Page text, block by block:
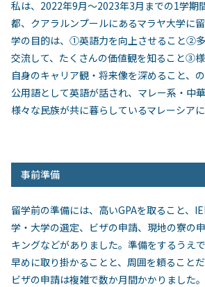
私は、 2022年9月～2023年3月までの1学期
都、クアラルンプールにあるマラヤ大学に
学の目的は、①英語力を向上させること②
交流して、たくさんの価値観を知ること③様
自身のキャリア観・将来像を深めること、の
公用語として英語が話され、マレー系・中
様々な民族が共に暮らしているマレーシア
事前準備
留学前の準備には、高いGPAを取ること、
学・大学の選定、ビザの申請、現地の寮の
キングなどがありました。準備をするうえ
早めに取り掛かることと、周囲を頼ることだ
ビザの申請は複雑で数か月間かかりました